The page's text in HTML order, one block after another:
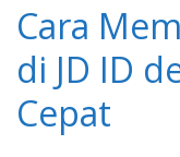
Cara
di JD ID
Cepat